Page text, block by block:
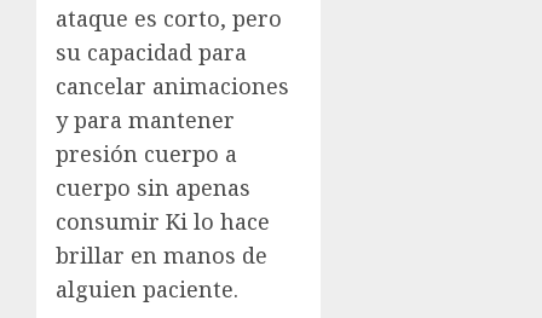
ataque es corto, pero
su capacidad para
cancelar animaciones
y para mantener
presión cuerpo a
cuerpo sin apenas
consumir Ki lo hace
brillar en manos de
alguien paciente.